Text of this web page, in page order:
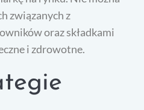
związanych z
oraz składkami
i zdrowotne.